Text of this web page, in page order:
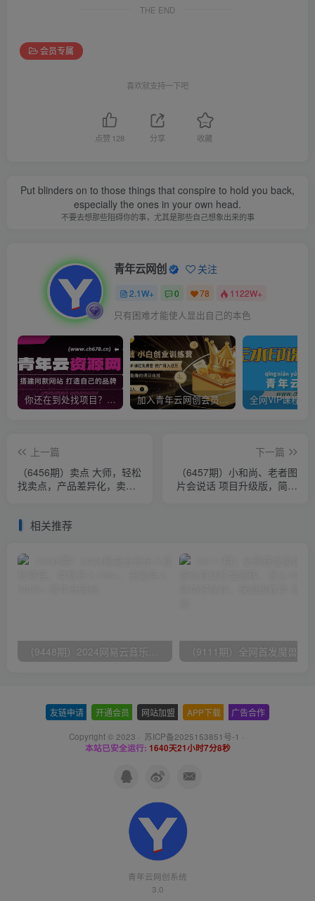
THE END
会员专属
喜欢就支持一下吧
点赞 128 分享 收藏
Put blinders on to those things that conspire to hold you back,
especially the ones in your own head.
不要去想那些阻碍你的事，尤其是那些自己想象出来的事
青年云网创 关注
2.1W+ 0 78 1122W+
只有困难才能使人显出自己的本色
你还在到处找项目？还在当韭菜？我靠卖项目一个月收入5万+，曾经我也是个失败者。 加入青年云网创会员，全站资源免费学习。加入高级合伙人，推广日入1000+
上一篇
（6456期）卖点 大师，轻松
找卖点，产品差异化，卖点
下一篇
（6457期）小和尚、老者图
片会说话 项目升级版，简单
相关推荐
友链申请 开通会员 网站加盟 APP下载 广告合作
Copyright © 2023 · 苏ICP备2025153851号-1 ·
本站已安全运行: 1640天21小时7分8秒
青年云网创系统
3.0